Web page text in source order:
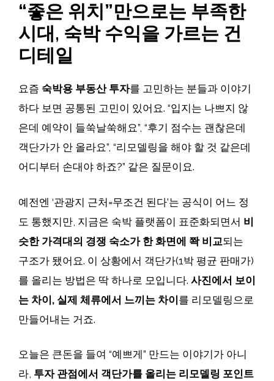
“좋은 위치”만으로는 부족한
시대, 숙박 수익을 가르는 건
디테일
요즘 숙박용 부동산 투자를 고민하는 분들과 이야기
하다 보면 공통된 고민이 있어요. “입지는 나쁘지 않
은데 예약이 들쑥날쑥해요”, “후기 점수는 괜찮은데
객단가가 안 올라요”, “리모델링을 해야 할 것 같은데
어디부터 손대야 하죠?” 같은 질문이요.
예전엔 ‘관광지 근처=무조건 된다’는 공식이 어느 정
도 통했지만, 지금은 숙박 플랫폼이 표준화되면서 비
슷한 가격대의 경쟁 숙소가 한 화면에 쫙 비교되는
구조가 됐어요. 이 상황에서 객단가(1박 평균 판매가)
를 올리는 방법은 딱 하나로 모입니다. 사진에서 보이
는 차이, 실제 체류에서 느끼는 차이를 리모델링으로
만들어내는 거죠.
오늘은 큰돈을 들여 “예쁘게” 만드는 이야기가 아니
라, 투자 관점에서 객단가를 올리는 리모델링 포인트